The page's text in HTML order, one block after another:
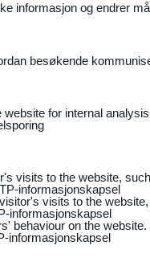
informasjon og endrer
besøkende
for internal
visits to the website,
informasjonskapsel
visits to the
informasjonskapsel
behaviour on the
informasjonskapsel